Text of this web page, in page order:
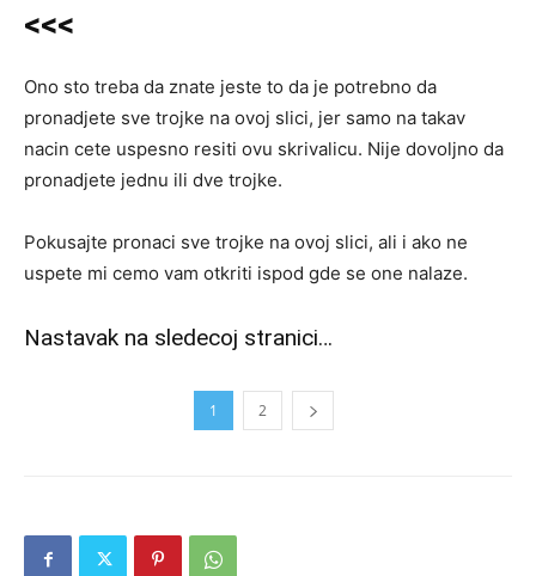
<<<
Ono sto treba da znate jeste to da je potrebno da
pronadjete sve trojke na ovoj slici, jer samo na takav
nacin cete uspesno resiti ovu skrivalicu. Nije dovoljno da
pronadjete jednu ili dve trojke.
Pokusajte pronaci sve trojke na ovoj slici, ali i ako ne
uspete mi cemo vam otkriti ispod gde se one nalaze.
Nastavak na sledecoj stranici…
1 2